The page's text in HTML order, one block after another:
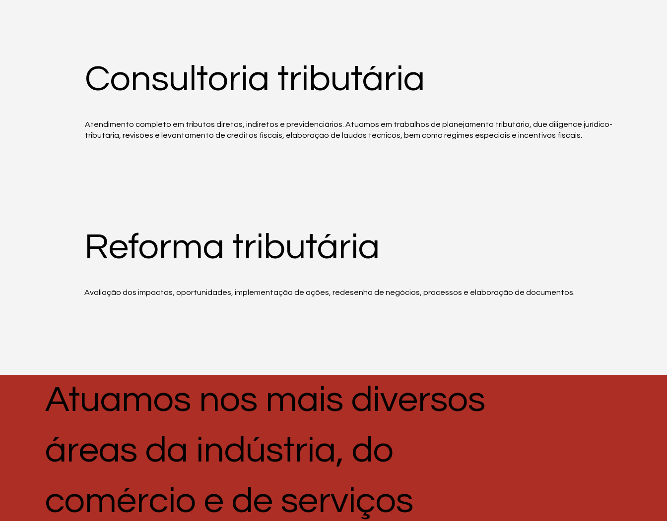
Consultoria tributária
Atendimento completo em tributos diretos, indiretos e previdenciários. Atuamos em trabalhos de planejamento tributário, due diligence jurídico-
tributária, revisões e levantamento de créditos fiscais, elaboração de laudos técnicos, bem como regimes especiais e incentivos fiscais.
Reforma tributária
Avaliação dos impactos, oportunidades, implementação de ações, redesenho de negócios, processos e elaboração de documentos.
Atuamos nos mais diversos
áreas da indústria, do
comércio e de serviços